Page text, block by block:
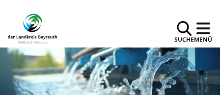
SUCHEMENÜ